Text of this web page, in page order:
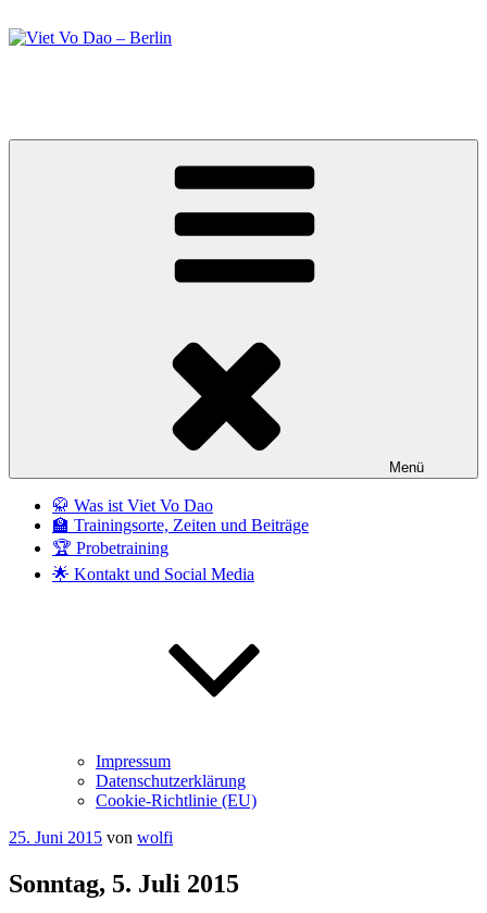
Inhalt
Menü
🥋 Was ist Viet Vo Dao
🏫 Trainingsorte, Zeiten und Beiträge
🏆 Probetraining
🌟 Kontakt und Social Media
Impressum
Datenschutzerklärung
Cookie-Richtlinie (EU)
Veröffentlicht
25. Juni 2015 von wolfi
Sonntag, 5. Juli 2015